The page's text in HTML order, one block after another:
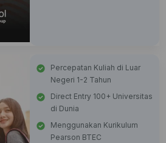
Percepatan Kuliah di Luar
Negeri 1-2 Tahun
Direct Entry 100+ Universitas
di Dunia
Menggunakan Kurikulum
Pearson BTEC